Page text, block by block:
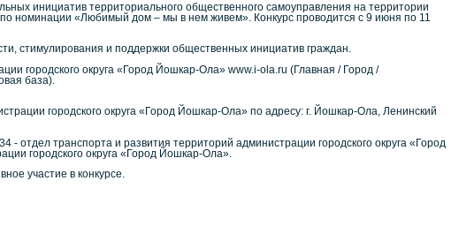
инициатив территориального общественного самоуправления на территории
номинации «Любимый дом – мы в нем живем». Конкурс проводится с 9 июня по 11
стимулирования и поддержки общественных инициатив граждан.
городского округа «Город Йошкар-Ола» www.i-ola.ru (Главная / Город /
база).
городского округа «Город Йошкар-Ола» по адресу: г. Йошкар-Ола, Ленинский
транспорта и развития территорий администрации городского округа «Город
городского округа «Город Йошкар-Ола».
участие в конкурсе.